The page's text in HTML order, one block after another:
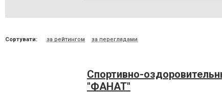
Сортувати: за рейтингом за переглядами
Спортивно-
"ФАНАТ"